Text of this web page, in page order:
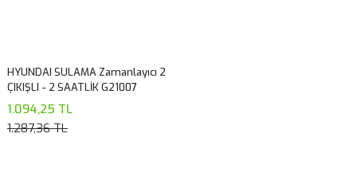
HYUNDAI SULAMA Zamanlayıcı 2
ÇIKIŞLI - 2 SAATLİK G21007
1.094,25 TL
1.287,36 TL